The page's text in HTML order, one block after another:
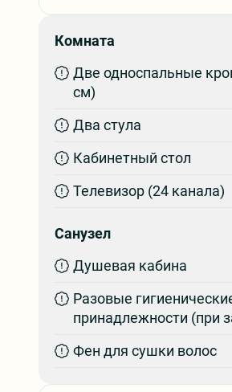
Комната
Две односпальные
см)
Два стула
Кабинетный стол
Телевизор (24 канала)
Санузел
Душевая кабина
Разовые
принадлежности (при
Фен для сушки волос